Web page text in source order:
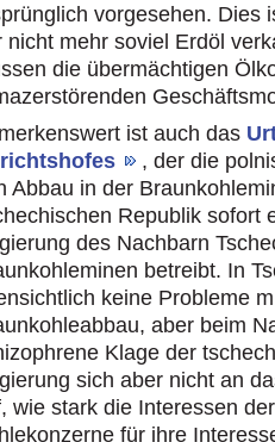
vorgesehen. Dies
nicht mehr soviel Erdöl
die übermächtigen
ist auch das
, der die
Abbau in der
Republik sofort
des Nachbarn
betreibt. In
keine Probleme
aber beim
Klage der
sich aber nicht an
wie stark die Interessen
für ihre